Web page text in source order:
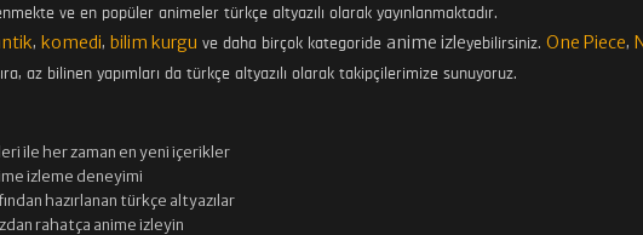
ve en popüler animeler türkçe altyazılı olarak yayınlanmaktadır.
, komedi, bilim kurgu ve daha birçok kategoride anime izleyebilirsiniz. One Piece,
az bilinen yapımları da türkçe altyazılı olarak takipçilerimize sunuyoruz.
ile her zaman en yeni içerikler
izleme deneyimi
hazırlanan türkçe altyazılar
rahatça anime izleyin